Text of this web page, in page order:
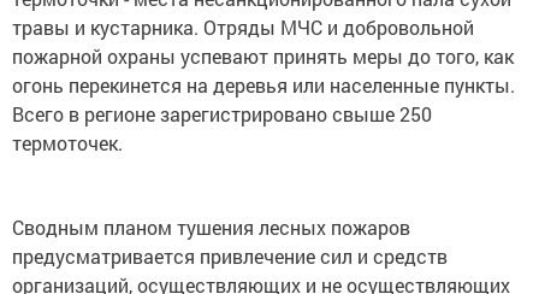
травы и кустарника. Отряды МЧС и добровольной
пожарной охраны успевают принять меры до того, как
огонь перекинется на деревья или населенные пункты.
Всего в регионе зарегистрировано свыше 250
термоточек.
Сводным планом тушения лесных пожаров
предусматривается привлечение сил и средств
организаций, осуществляющих и не осуществляющих